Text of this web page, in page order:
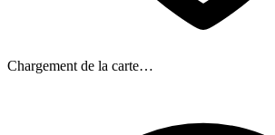
Chargement de la carte…